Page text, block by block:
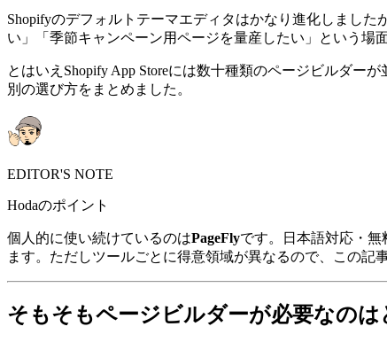
Shopifyのデフォルトテーマエディタはかなり進化しまし
い」「季節キャンペーン用ページを量産したい」という場
とはいえShopify App Storeには数十種類のページビルダー
別の選び方をまとめました。
EDITOR'S NOTE
Hodaのポイント
個人的に使い続けているのはPageFlyです。日本語対応・
ます。ただしツールごとに得意領域が異なるので、この記
そもそもページビルダーが必要なのは